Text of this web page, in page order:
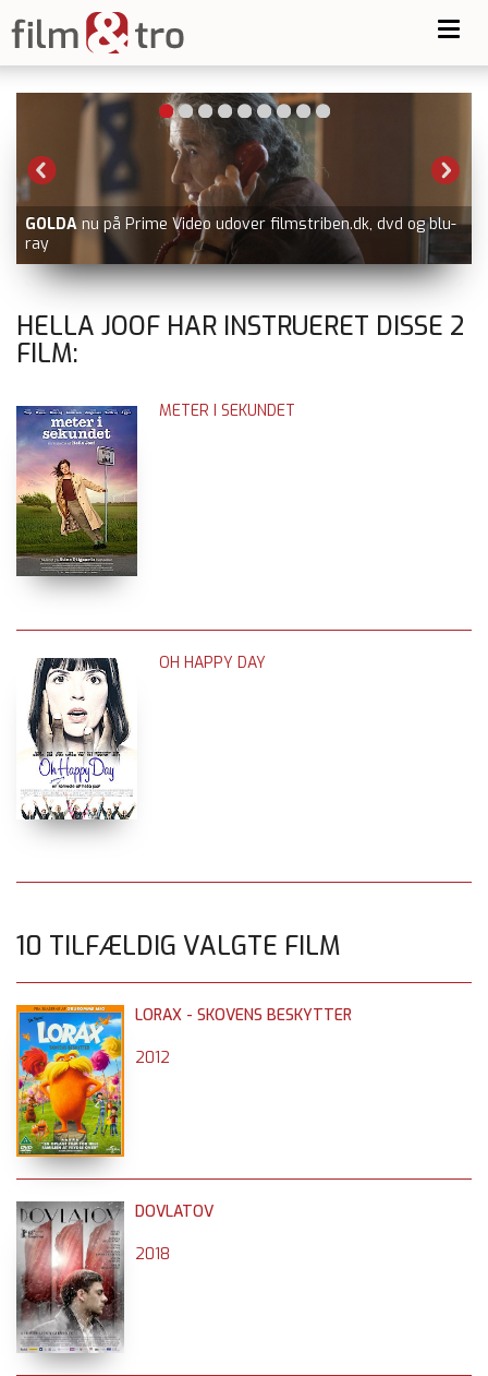
GOLDA nu på Prime Video udover filmstriben.dk, dvd og blu-
ray
HELLA JOOF HAR INSTRUERET DISSE 2
FILM:
METER I SEKUNDET
OH HAPPY DAY
10 TILFÆLDIG VALGTE FILM
LORAX - SKOVENS BESKYTTER
2012
DOVLATOV
2018